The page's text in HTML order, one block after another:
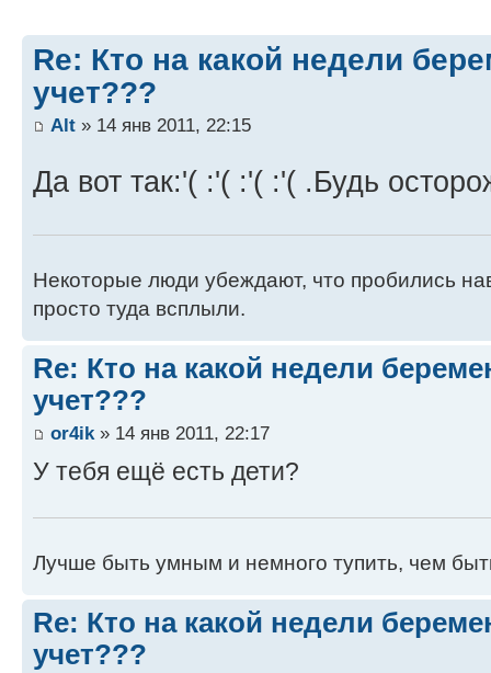
Re: Кто на какой недели
учет???
Alt » 14 янв 2011, 22:15
Да вот так:'( :'( :'( :'( .Будь
Некоторые люди убеждают, что пробились
просто туда всплыли.
Re: Кто на какой недели
учет???
or4ik » 14 янв 2011, 22:17
У тебя ещё есть дети?
Лучше быть умным и немного тупить, чем
Re: Кто на какой недели
учет???